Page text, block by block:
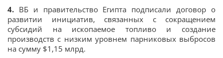
4. ВБ и правительство Египта подписали договор о
развитии инициатив, связанных с сокращением
субсидий на ископаемое топливо и создание
производств с низким уровнем парниковых выбросов
на сумму $1,15 млрд.